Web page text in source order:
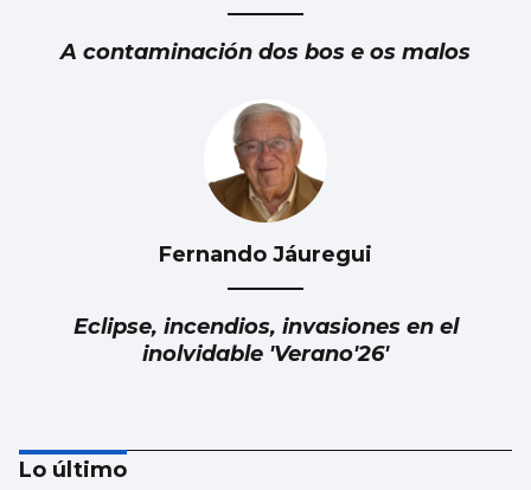
A contaminación dos bos e os malos
Fernando Jáuregui
Eclipse, incendios, invasiones en el
inolvidable 'Verano'26'
Lo último